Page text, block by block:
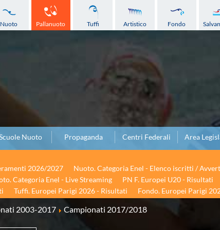
Nuoto Pallanuoto Tuffi Artistico Fondo
Nuoto Propaganda Centri Federali Area
2026/2027
Nuoto. Categoria Enel - Elenco iscritti /
Categoria Enel - Live Streaming PN F. Europei U20 - Risultati
Tuffi. Europei Parigi 2026 - Risultati Fondo. Europei Parigi
2003-2017 Campionati 2017/2018